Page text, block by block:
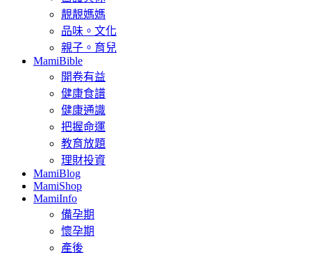
靚靚媽媽
品味。文化
親子。育兒
MamiBible
開卷有益
健康食譜
健康通識
把握命運
教育放題
理財投資
MamiBlog
MamiShop
MamiInfo
備孕期
懷孕期
產後